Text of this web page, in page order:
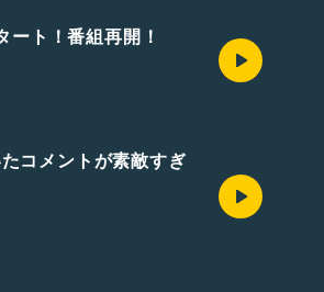
ート！番組再開！
コメントが素敵すぎ